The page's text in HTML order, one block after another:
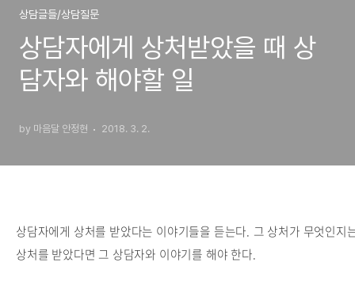
상담글들/상담질문
상담자에게 상처받았을 때 상
담자와 해야할 일
by 마음달 안정현 2018. 3. 2.
상담자에게 상처를 받았다는 이야기들을 듣는다. 그 상처가 무엇인
상처를 받았다면 그 상담자와 이야기를 해야 한다.